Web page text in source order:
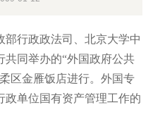
行政政法司、北京大学中
共同举办的“外国政府公共
区金雁饭店进行。外国专
政单位国有资产管理工作的